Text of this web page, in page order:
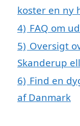
koster en ny
4) FAQ om
5) Oversigt
Skanderup
6) Find en
af Danmark